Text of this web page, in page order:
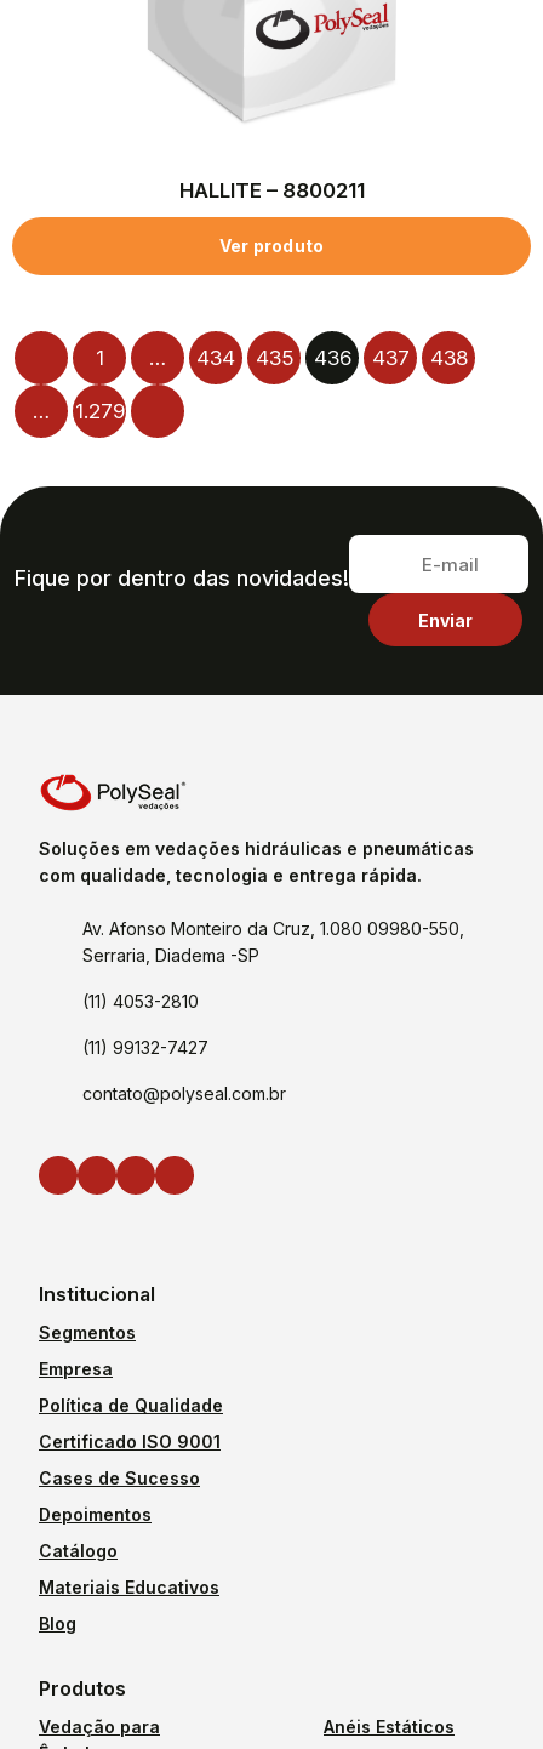
HALLITE – 8800211
Ver produto
1 … 434 435 436 437 438
… 1.279
Fique por dentro das novidades!
Soluções em vedações hidráulicas e pneumáticas
com qualidade, tecnologia e entrega rápida.
Av. Afonso Monteiro da Cruz, 1.080 09980-550,
Serraria, Diadema -SP
(11) 4053-2810
(11) 99132-7427
contato@polyseal.com.br
Institucional
Segmentos
Empresa
Política de Qualidade
Certificado ISO 9001
Cases de Sucesso
Depoimentos
Catálogo
Materiais Educativos
Blog
Produtos
Vedação para
Anéis Estáticos